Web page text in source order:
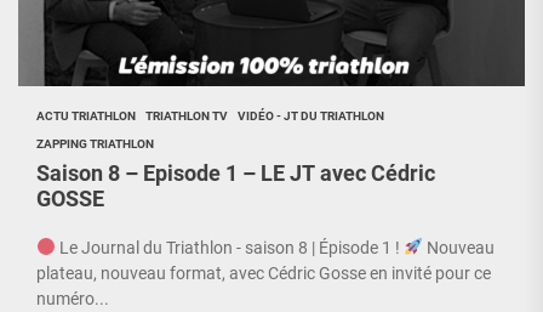
ACTU TRIATHLON TRIATHLON TV VIDÉO - JT DU TRIATHLON
ZAPPING TRIATHLON
Saison 8 – Episode 1 – LE JT avec Cédric
GOSSE
Le Journal du Triathlon - saison 8 | Épisode 1 !
Nouveau
plateau, nouveau format, avec Cédric Gosse en invité pour ce
numéro...